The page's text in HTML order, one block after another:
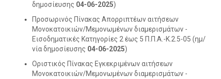
δημοσίευσης 04-06-2025)
Προσωρινός Πίνακας Απορριπτέων αιτήσεων
Μονοκατοικιών/Μεμονωμένων διαμερισμάτων -
Εισοδηματικές Κατηγορίες 2 έως 5 Π.Π.Α.-Κ.2.5-05 (ημ/
νία δημοσίευσης 04-06-2025)
Οριστικός Πίνακας Εγκεκριμένων αιτήσεων
Μονοκατοικιών/Μεμονωμένων διαμερισμάτων -